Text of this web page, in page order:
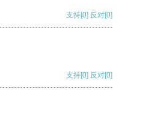
支持[0] 反对[0]
支持[0] 反对[0]